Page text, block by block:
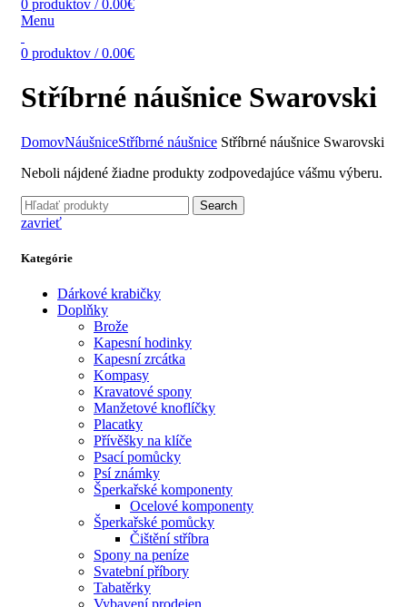
0 produktov / 0.00€
Menu
0 produktov / 0.00€
Stříbrné náušnice Swarovski
zavrieť
Kategórie
Dárkové krabičky
Doplňky
Brože
Kapesní hodinky
Kapesní zrcátka
Kompasy
Kravatové spony
Manžetové knoflíčky
Placatky
Přívěšky na klíče
Psací pomůcky
Psí známky
Šperkařské komponenty
Ocelové komponenty
Šperkařské pomůcky
Čištění stříbra
Spony na peníze
Svatební příbory
Tabatěrky
DomovNáušniceStříbrné náušnice Stříbrné náušnice Swarovski
Neboli nájdené žiadne produkty zodpovedajúce vášmu výberu.
Search